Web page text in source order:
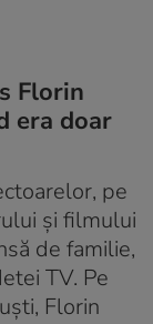
Florin
era doar
pe
și filmului
de familie,
TV. Pe
Florin